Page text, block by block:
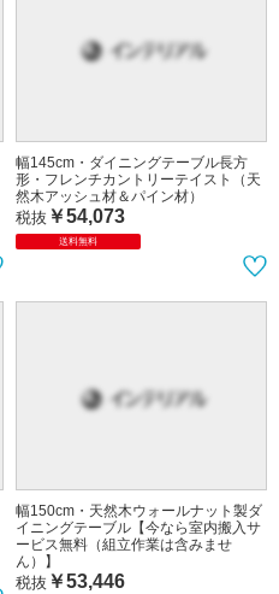
幅145cm・ダイニングテーブル長方
形・フレンチカントリーテイスト（天
然木アッシュ材＆パイン材）
税抜 ￥54,073
送料無料
幅150cm・天然木ウォールナット製ダ
イニングテーブル【今なら室内搬入サ
ービス無料（組立作業は含みませ
ん）】
税抜 ￥53,446